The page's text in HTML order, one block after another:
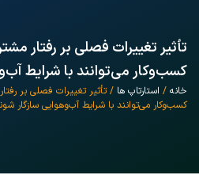
تأثیر تغییرات فصلی بر رفتار
کسب‌وکار می‌توانند با شرایط
خانه / استارتاپ ها / تأثیر تغییرات فصلی بر
کسب‌وکار می‌توانند با شرایط آب‌وهوایی سازگار